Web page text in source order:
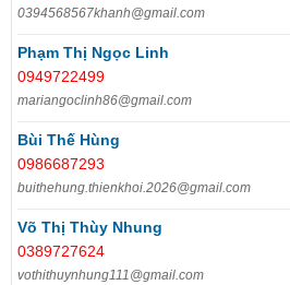
0394568567khanh@gmail.com
Phạm Thị Ngọc Linh
0949722499
mariangoclinh86@gmail.com
Bùi Thế Hùng
0986687293
buithehung.thienkhoi.2026@gmail.com
Võ Thị Thùy Nhung
0389727624
vothithuynhung111@gmail.com